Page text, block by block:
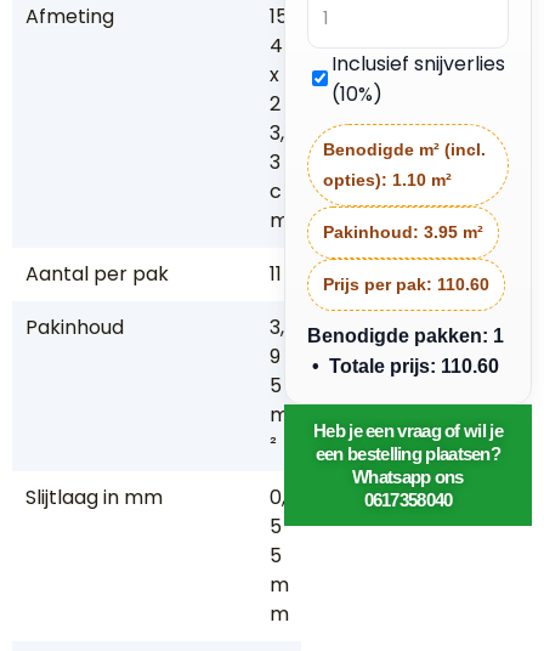
Afmeting
15
4
x
2
3,
3
c
m
Aantal per pak
11
Pakinhoud
3,
9
5
m
²
Slijtlaag in mm
0,
5
5
m
m
Inclusief snijverlies
(10%)
Benodigde m² (incl.
opties): 1.10 m²
Pakinhoud: 3.95 m²
Prijs per pak: 110.60
Benodigde pakken: 1
• Totale prijs: 110.60
Heb je een vraag of wil je
een bestelling plaatsen?
Whatsapp ons
0617358040